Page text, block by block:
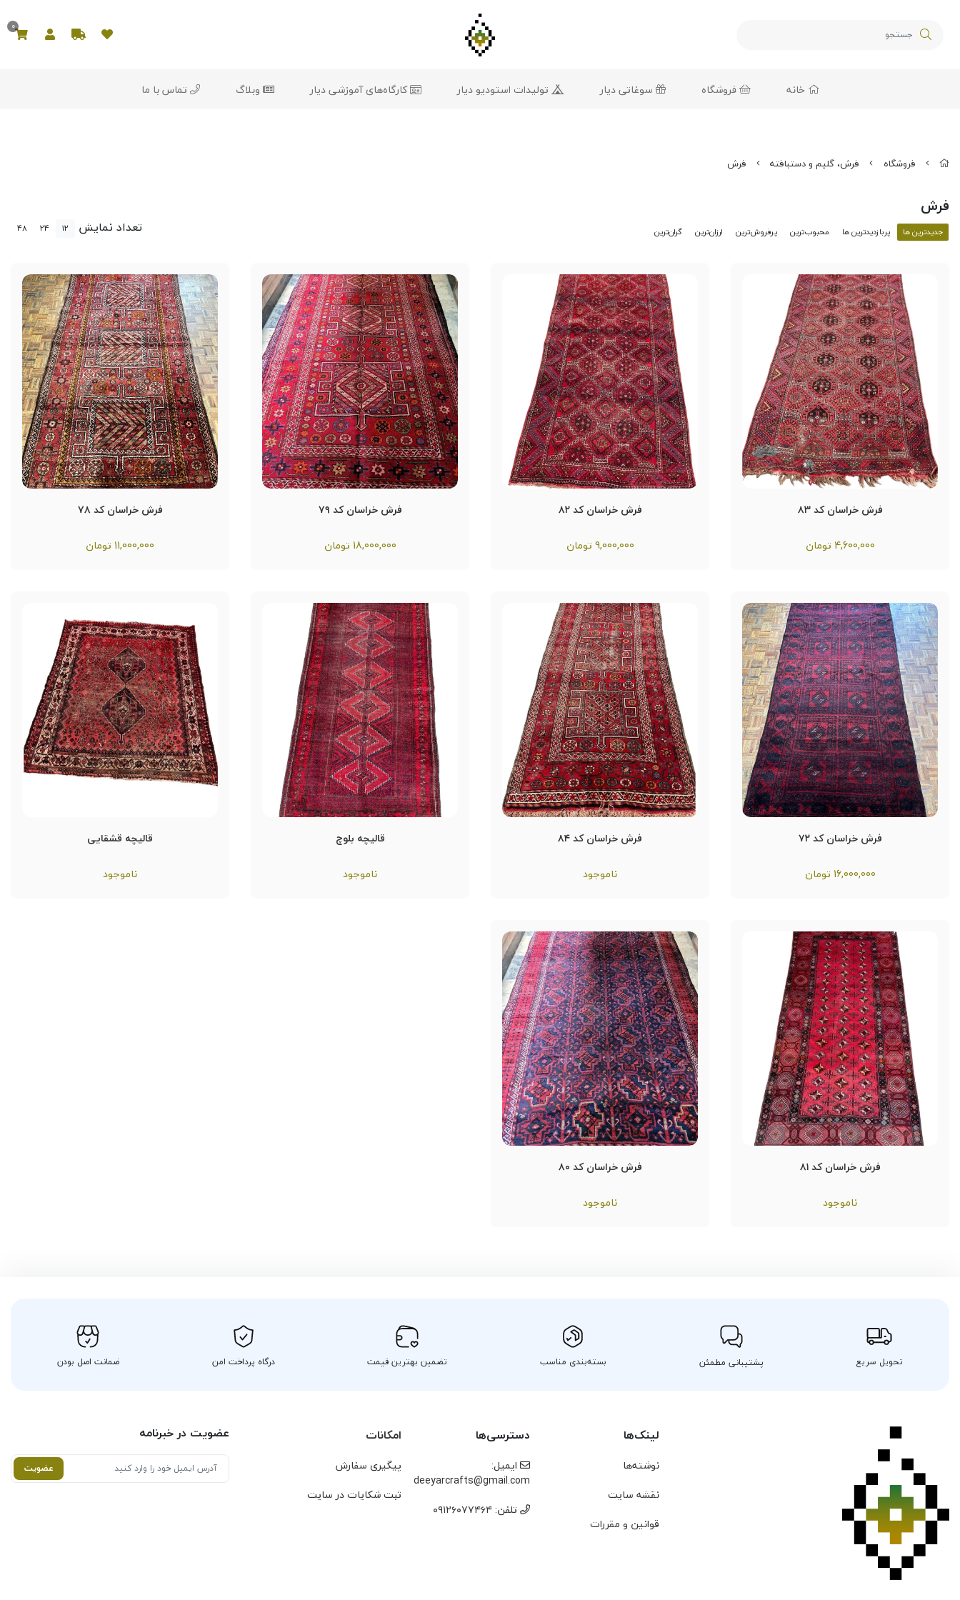
0
خانه فروشگاه سوغاتی دیار تولیدات استودیو دیار کارگاه‌های آموزشی دیار وبلاگ تماس با ما
فروشگاه فرش، گلیم و دستبافته فرش
فرش
جدیدترین ها پربازدیدترین ها محبوب‌‌ترین پرفروش‌ترین ارزان‌ترین گران‌ترین تعداد نمایش 12
24
48
فرش خراسان کد ۸۳
4,600,000 تومان
فرش خراسان کد ۸۲
9,000,000 تومان
فرش خراسان کد ۷۹
18,000,000 تومان
فرش خراسان کد ۷۸
11,000,000 تومان
فرش خراسان کد ۷۲
16,000,000 تومان
فرش خراسان کد ۸۴
ناموجود
قالیچه بلوچ
ناموجود
قالیچه قشقایی
ناموجود
فرش خراسان کد ۸۱
ناموجود
فرش خراسان کد ۸۰
ناموجود
تحویل سریع پشتیبانی مطمئن بسته‌بندی مناسب تضمین بهترین قیمت درگاه پرداخت امن ضمانت اصل بودن
لینک‌ها
نوشته‌ها
نقشه سایت
قوانین و مقررات
دسترسی‌ها
ایمیل:
deeyarcrafts@gmail.com
تلفن: ۰۹۱۲۶۰۷۷۴۶۴
امکانات
پیگیری سفارش
ثبت شکایات در سایت
عضویت در خبرنامه
عضویت